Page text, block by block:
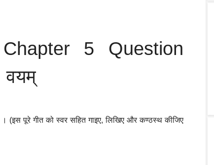
5 Question
वयम्
(इस पूरे गीत को स्वर सहित गाइए, लिखिए और कण्ठस्थ कीजिए